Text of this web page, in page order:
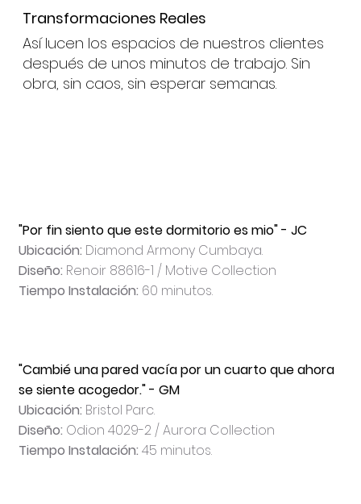
Transformaciones Reales
Así lucen los espacios de nuestros clientes
después de unos minutos de trabajo. Sin
obra, sin caos, sin esperar semanas.
"Por fin siento que este dormitorio es mio" - JC
Ubicación: Diamond Armony Cumbaya.
Diseño: Renoir 88616-1 / Motive Collection
Tiempo Instalación: 60 minutos.
"Cambié una pared vacía por un cuarto que ahora
se siente acogedor." - GM
Ubicación: Bristol Parc.
Diseño: Odion 4029-2 / Aurora Collection
Tiempo Instalación:45 minutos.